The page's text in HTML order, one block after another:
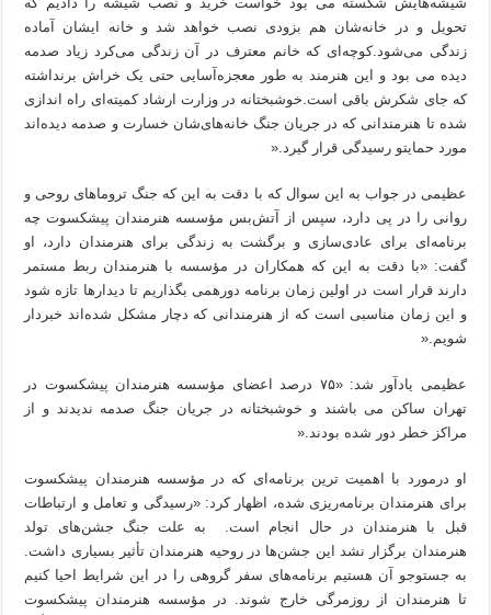
تحویل و در خانه‌شان هم بزودی نصب خواهد شد و خانه ایشان آماده
زندگی می‌شود.کوچه‌ای که خانم معترف در آن زندگی می‌کرد زیاد صدمه
دیده می بود و این هنرمند به طور معجزه‌آسایی حتی یک خراش برنداشته
که جای شکرش باقی است.خوشبختانه در وزارت ارشاد کمیته‌ای راه اندازی
شده تا هنرمندانی که در جریان جنگ خانه‌های‌شان خسارت و صدمه دیده‌اند
مورد حمایتو رسیدگی قرار گیرد.«
عظیمی در جواب به این سوال که با دقت به این که جنگ تروماهای روحی و
روانی را در پی دارد، سپس از آتش‌بس مؤسسه هنرمندان پیشکسوت چه
برنامه‌ای برای عادی‌سازی و برگشت به زندگی برای هنرمندان دارد، او
گفت: «با دقت به این که همکاران در مؤسسه با هنرمندان ربط مستمر
دارند قرار است در اولین زمان برنامه دورهمی بگذاریم تا دیدارها تازه شود
و این زمان مناسبی است که از هنرمندانی که دچار مشکل شده‌اند خبردار
شویم.«
عظیمی یادآور شد: «۷۵ درصد اعضای مؤسسه هنرمندان پیشکسوت در
تهران ساکن می باشند و خوشبختانه در جریان جنگ صدمه ندیدند و از
مراکز خطر دور شده بودند.«
او درمورد با اهمیت ترین برنامه‌ای که در مؤسسه هنرمندان پیشکسوت
برای هنرمندان برنامه‌ریزی شده، اظهار کرد: «رسیدگی و تعامل و ارتباطات
قبل با هنرمندان در حال انجام است. به علت جنگ جشن‌های تولد
هنرمندان برگزار نشد این جشن‌ها در روحیه هنرمندان تأثیر بسیاری داشت.
به جستوجو آن هستیم برنامه‌های سفر گروهی را در این شرایط احیا کنیم
تا هنرمندان از روزمرگی خارج شوند. در مؤسسه هنرمندان پیشکسوت